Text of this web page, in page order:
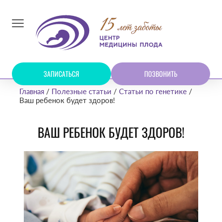
ЗАПИСАТЬСЯ ПОЗВОНИТЬ
Главная Полезные статьи
Статьи по генетике
Ваш ребенок будет здоров!
ВАШ РЕБЕНОК БУДЕТ ЗДОРОВ!